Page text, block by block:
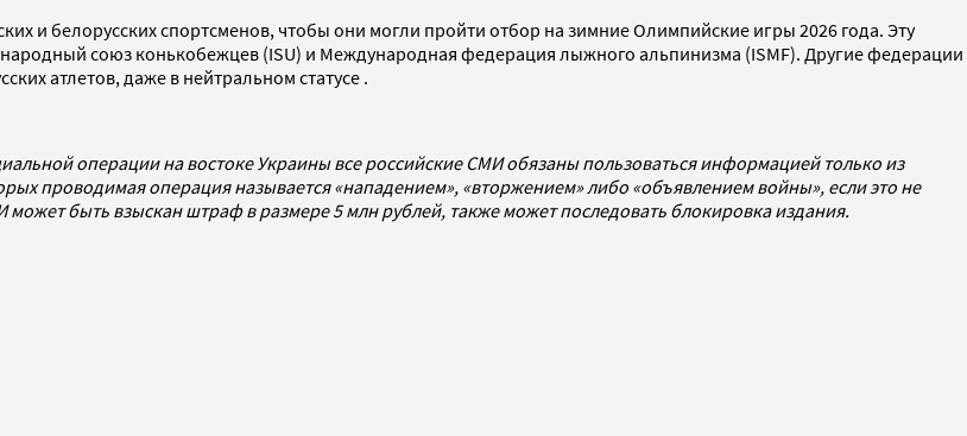
и белорусских спортсменов, чтобы они могли пройти отбор на зимние Олимпийские игры 2026 года. Эту
союз конькобежцев (ISU) и Международная федерация лыжного альпинизма (ISMF). Другие федерации
атлетов, даже в нейтральном статусе .
операции на востоке Украины все российские СМИ обязаны пользоваться информацией только из
проводимая операция называется «нападением», «вторжением» либо «объявлением войны», если это не
быть взыскан штраф в размере 5 млн рублей, также может последовать блокировка издания.